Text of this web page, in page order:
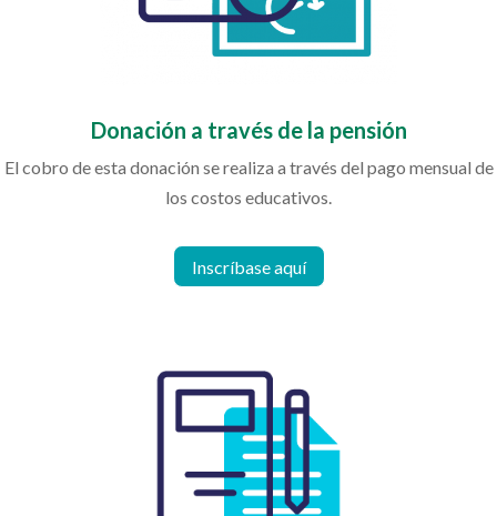
Donación a través de la pensión
El cobro de esta donación se realiza a través del pago mensual de
los costos educativos.
Inscríbase aquí